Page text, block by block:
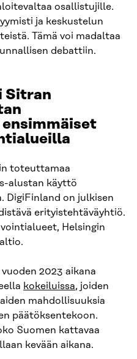
osallistujille.
ja keskustelun
Tämä voi madaltaa
debattiin.
Sitran
toteuttamaa
alustan käyttö
DigiFinland on julkisen
erityistehtäväyhtiö.
Helsingin
2023 aikana
kokeiluissa, joiden
mahdollisuuksia
päätöksentekoon.
Suomen kattavaa
kevään aikana.